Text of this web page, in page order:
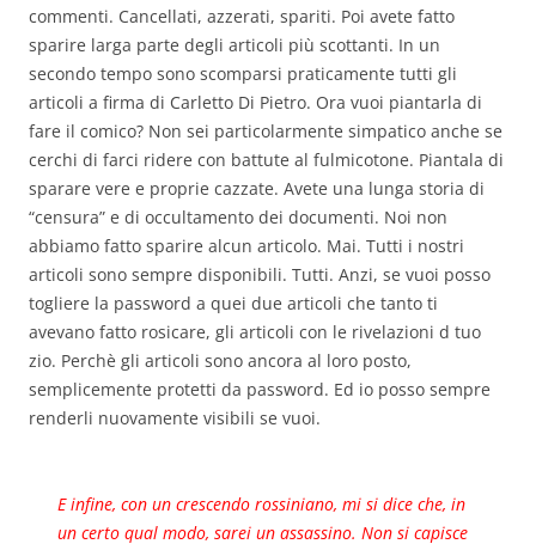
commenti. Cancellati, azzerati, spariti. Poi avete fatto
sparire larga parte degli articoli più scottanti. In un
secondo tempo sono scomparsi praticamente tutti gli
articoli a firma di Carletto Di Pietro. Ora vuoi piantarla di
fare il comico? Non sei particolarmente simpatico anche se
cerchi di farci ridere con battute al fulmicotone. Piantala di
sparare vere e proprie cazzate. Avete una lunga storia di
“censura” e di occultamento dei documenti. Noi non
abbiamo fatto sparire alcun articolo. Mai. Tutti i nostri
articoli sono sempre disponibili. Tutti. Anzi, se vuoi posso
togliere la password a quei due articoli che tanto ti
avevano fatto rosicare, gli articoli con le rivelazioni d tuo
zio. Perchè gli articoli sono ancora al loro posto,
semplicemente protetti da password. Ed io posso sempre
renderli nuovamente visibili se vuoi.
E infine, con un crescendo rossiniano, mi si dice che, in
un certo qual modo, sarei un assassino. Non si capisce